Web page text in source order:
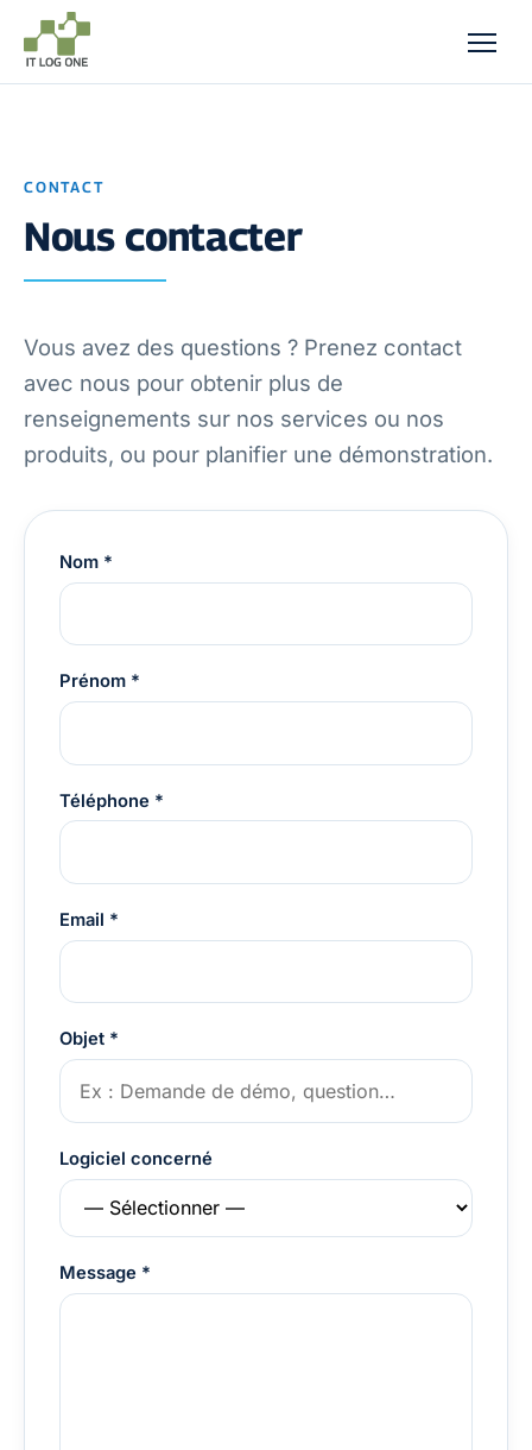
CONTACT
Nous contacter
Vous avez des questions ? Prenez contact
avec nous pour obtenir plus de
renseignements sur nos services ou nos
produits, ou pour planifier une démonstration.
Nom *
Prénom *
Téléphone *
Email *
Objet *
Logiciel concerné
Message *